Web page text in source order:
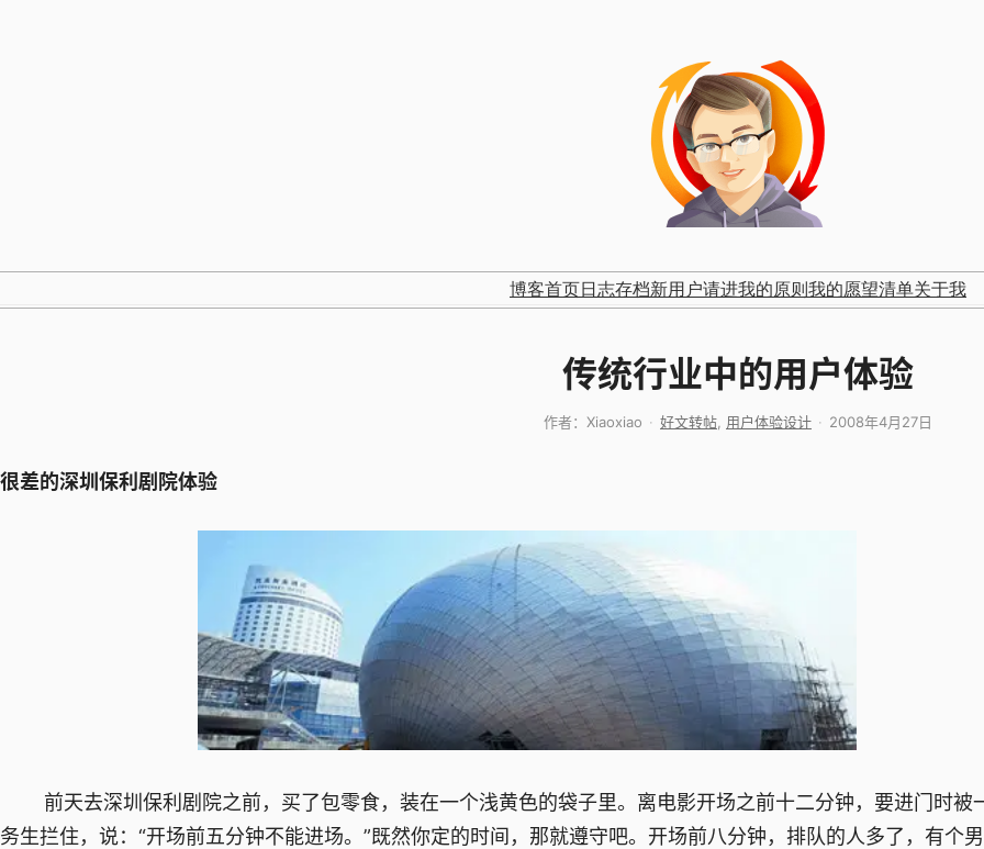
博客首页日志存档新用户请进我的原则 我的愿望清单关于我
传统行业中的用户体验
作者： Xiaoxiao 好文转帖 用户体验设计 2008年4月27日
很差的深圳保利剧院体验
前天去深圳保利剧院之前，买了包零食，装在一个浅黄色的袋子里。离电影开场之前十二分钟，要进门时被
务生拦住，说：“开场前五分钟不能进场。”既然你定的时间，那就遵守吧。开场前八分钟，排队的人多了，有个